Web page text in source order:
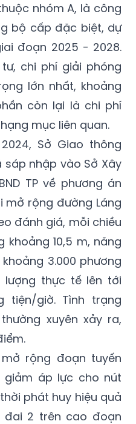
nhóm A, là công
bộ cấp đặc biệt, dự
đoạn 2025 - 2028.
chi phí giải phóng
lớn nhất, khoảng
còn lại là chi phí
mục liên quan.
Sở Giao thông
nhập vào Sở Xây
TP về phương án
mở rộng đường Láng
đánh giá, mỗi chiều
khoảng 10,5 m, năng
3.000 phương
lượng thực tế lên tới
tiện/giờ. Tình trạng
xuyên xảy ra,
rộng đoạn tuyến
giảm áp lực cho nút
phát huy hiệu quả
đai 2 trên cao đoạn